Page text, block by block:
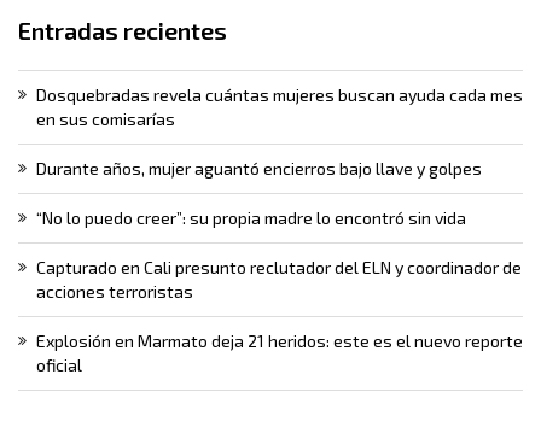
Entradas recientes
Dosquebradas revela cuántas mujeres buscan ayuda cada mes
en sus comisarías
Durante años, mujer aguantó encierros bajo llave y golpes
“No lo puedo creer”: su propia madre lo encontró sin vida
Capturado en Cali presunto reclutador del ELN y coordinador de
acciones terroristas
Explosión en Marmato deja 21 heridos: este es el nuevo reporte
oficial